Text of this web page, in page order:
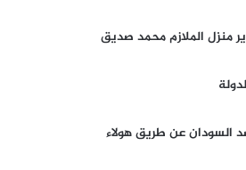
منزل الملازم محمد صديق
السودان عن طريق هولاء